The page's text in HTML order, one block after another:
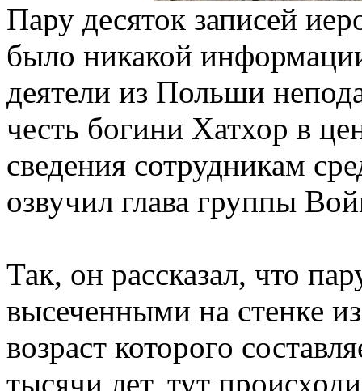
Пару десяток записей
было никакой
деятели из Польши
честь богини Хатхор в
сведения сотрудникам
озвучил глава группы
Так, он рассказал, что
высеченными на стенке
возраст которого
тысячи лет, тут